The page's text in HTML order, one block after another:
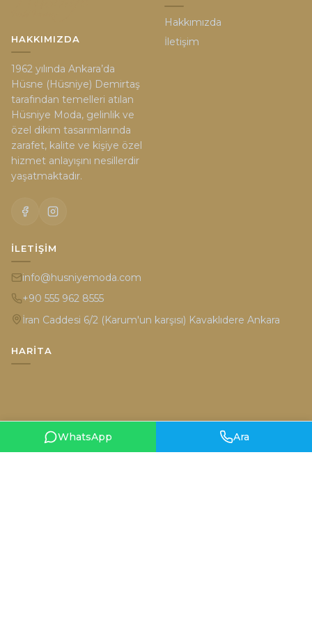
HAKKIMIZDA
1962 yılında Ankara’da
Hüsne (Hüsniye) Demirtaş
tarafından temelleri atılan
Hüsniye Moda, gelinlik ve
özel dikim tasarımlarında
zarafet, kalite ve kişiye özel
hizmet anlayışını nesillerdir
yaşatmaktadır.
Hakkımızda
İletişim
İLETIŞIM
info@husniyemoda.com
+90 555 962 8555
İran Caddesi 6/2 (Karum'un karşısı) Kavaklıdere Ankara
HARITA